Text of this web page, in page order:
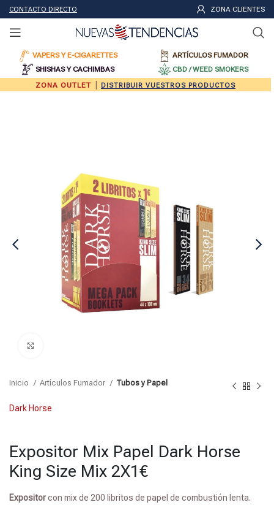
CONTACTO DIRECTO ZONA CLIENTES
VAPERS Y E-CIGARETTES
ARTÍCULOS FUMADOR
SHISHAS Y CACHIMBAS
CBD / WEED SMOKERS
ZONA OUTLET
DISTRIBUIR VUESTROS PRODUCTOS
Inicio Artículos Fumador Tubos y Papel
Dark Horse
Expositor Mix Papel Dark Horse
King Size Mix 2X1€
Expositorcon mix de 200 libritos de papel de combustión lenta.